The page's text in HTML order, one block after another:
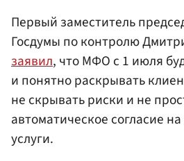
Первый заместитель
Госдумы по контролю
заявил, что МФО с 1 июля
и понятно раскрывать
не скрывать риски и не
автоматическое согласие
услуги.